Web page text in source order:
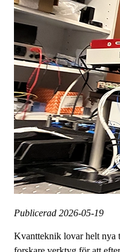
Publicerad 2026-05-19
Kvantteknik lovar helt nya